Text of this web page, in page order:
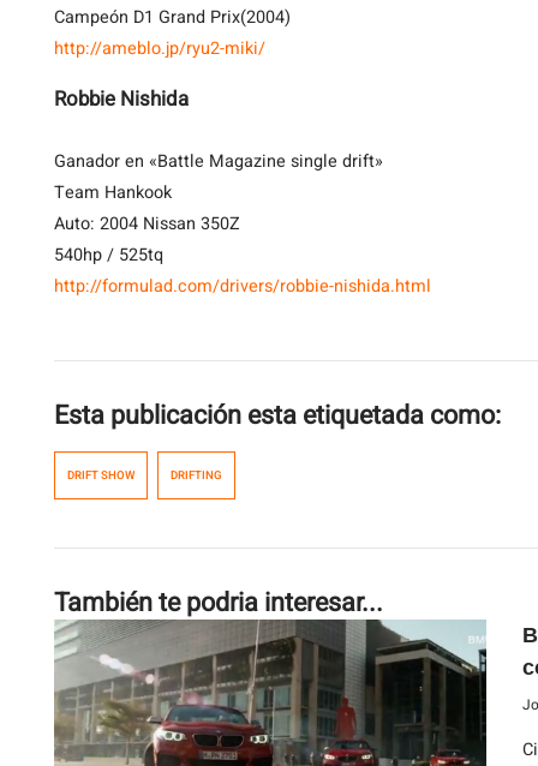
Campeón D1 Grand Prix(2004)
http://ameblo.jp/ryu2-miki/
Robbie Nishida
Ganador en «Battle Magazine single drift»
Team Hankook
Auto: 2004 Nissan 350Z
540hp / 525tq
http://formulad.com/drivers/robbie-nishida.html
Esta publicación esta etiquetada como:
DRIFT SHOW DRIFTING
También te podria interesar...